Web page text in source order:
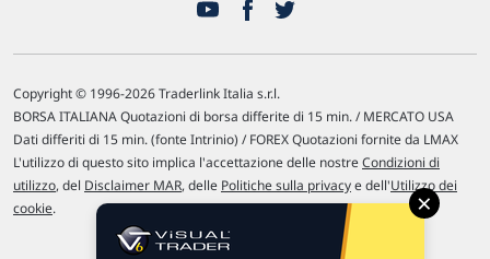
Copyright © 1996-2026 Traderlink Italia s.r.l.
BORSA ITALIANA Quotazioni di borsa differite di 15 min. / MERCATO USA
Dati differiti di 15 min. (fonte Intrinio) / FOREX Quotazioni fornite da LMAX
L'utilizzo di questo sito implica l'accettazione delle nostreCondizioni di
utilizzo, del Disclaimer MAR, delle Politiche sulla privacye dell'Utilizzo dei
cookie. ×